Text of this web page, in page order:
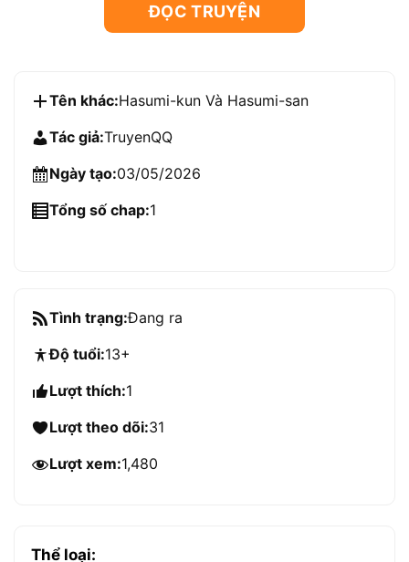
ĐỌC TRUYỆN
Tên khác:Hasumi-kun Và Hasumi-san
Tác giả:TruyenQQ
Ngày tạo:03/05/2026
Tổng số chap:1
Tình trạng:Đang ra
Độ tuổi:13+
Lượt thích:1
Lượt theo dõi:31
Lượt xem:1,480
Thể loại: